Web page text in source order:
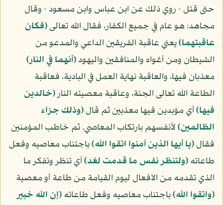
حتى قتل - روي ذلك عن ابن عباس وابن مسعود - وقال
مجاهد: هو عام في جميع الكفار، فقال الله تعالى(فكان
عاقبتهما)يعني عاقبة الفريقين الداعي والمدعو من
الشيطان ومن أغواه والمنافقين واليهود(أنهما في النار)
معذبان فيها، والعاقبة نهاية العمل في البادية، فعاقبة
الطاعة الله تعالى الجنة، وعاقبة معصيته النار(خالدين
فيها)أي مؤبدين فيها معذبين ثم قال(وذلك جزاء
الظالمين)لأنفسهم بارتكاب المعاصي. ثم خاطب المؤمنين
فقال(يا أيها الذين آمنوا اتقوا الله)باجتناب معاصيه وفعل
طاعاته(ولتنظر نفس ما قدمت لغد)أي تنظر وتفكر ما
الذي تقدمه من الافعال ليوم القيامة من طاعة أو معصية
(واتقوا الله)باجتناب معاصيه وفعل طاعاته(إن الله خبير